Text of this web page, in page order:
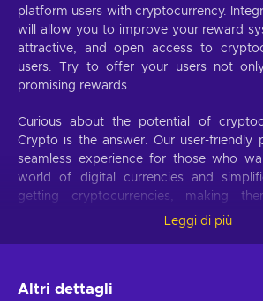
platform users with cryptocurrency.
will allow you to improve your reward
attractive, and open access to
users. Try to offer your users not
promising rewards.
Curious about the potential of
Crypto is the answer. Our user-friendly
seamless experience for those who
world of digital currencies and
getting cryptocurrencies, making
users can easily receive popular
Leggi di più
Altri dettagli